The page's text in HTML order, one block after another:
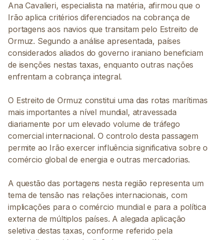
Ana Cavalieri, especialista na matéria, afirmou que o
Irão aplica critérios diferenciados na cobrança de
portagens aos navios que transitam pelo Estreito de
Ormuz. Segundo a análise apresentada, países
considerados aliados do governo iraniano beneficiam
de isenções nestas taxas, enquanto outras nações
enfrentam a cobrança integral.
O Estreito de Ormuz constitui uma das rotas marítimas
mais importantes a nível mundial, atravessada
diariamente por um elevado volume de tráfego
comercial internacional. O controlo desta passagem
permite ao Irão exercer influência significativa sobre o
comércio global de energia e outras mercadorias.
A questão das portagens nesta região representa um
tema de tensão nas relações internacionais, com
implicações para o comércio mundial e para a política
externa de múltiplos países. A alegada aplicação
seletiva destas taxas, conforme referido pela